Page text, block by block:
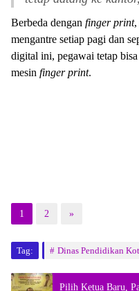
Berbeda dengan finger print,
mengantre setiap pagi dan
digital ini, pegawai tetap
mesin finger print.
1 2 »
Tag: Dinas Pendidikan
Pilih Ketua Baru,